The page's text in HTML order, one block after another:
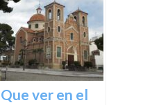
Ciudad.
Que ver en el